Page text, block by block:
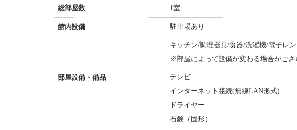
総部屋数 1室
館内設備 駐車場あり
キッチン/調理器具/食器/洗濯機/電子レ
※部屋によって設備が変わる場合がござ
部屋設備・備品 テレビ
インターネット接続(無線LAN形式)
ドライヤー
石鹸（固形）